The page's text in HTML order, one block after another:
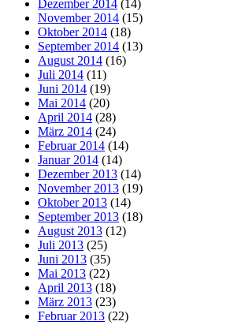
Dezember 2014 (14)
November 2014 (15)
Oktober 2014 (18)
September 2014 (13)
August 2014 (16)
Juli 2014 (11)
Juni 2014 (19)
Mai 2014 (20)
April 2014 (28)
März 2014 (24)
Februar 2014 (14)
Januar 2014 (14)
Dezember 2013 (14)
November 2013 (19)
Oktober 2013 (14)
September 2013 (18)
August 2013 (12)
Juli 2013 (25)
Juni 2013 (35)
Mai 2013 (22)
April 2013 (18)
März 2013 (23)
Februar 2013 (22)